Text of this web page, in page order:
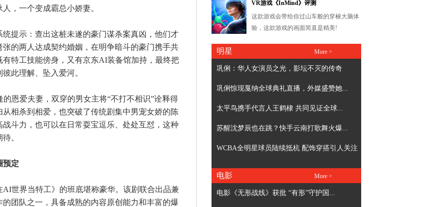
，一个变成霸总小娇妻。
示：查出这桩未遂的豪门谋杀案真凶，他们才
的两人达成契约婚姻，在明争暗斗的豪门携手共
特工技能傍身，又有京东AI装备馆加持，最终把
此理解、坠入爱河。
爱夫妻，双穿的男女主将“不打不相识”诠释得
相杀到相爱，也突破了传统剧集中男宠女娇的陈
斗力，也可以在日常耍宝逗乐、处处互怼，这种
。
预定
界当特工》的班底堪称豪华。该剧联合出品兼
团队之一，具备成熟的内容原创能力和丰富的爆
明星 More >
巩俐：华人女演员之光，影坛不灭的传奇
巩俐惊现戛纳全球典礼直播，外媒盛赞她...
太平鸟携手代言人王鹤棣 共同见证全球...
苏醒沈梦辰也在跳？快手云南打歌舞火爆...
WCBA全明星球员陆续抵杭 配饰穿搭引人关注
电影 More >
电影《无形战线》获批 “有形”守护国...